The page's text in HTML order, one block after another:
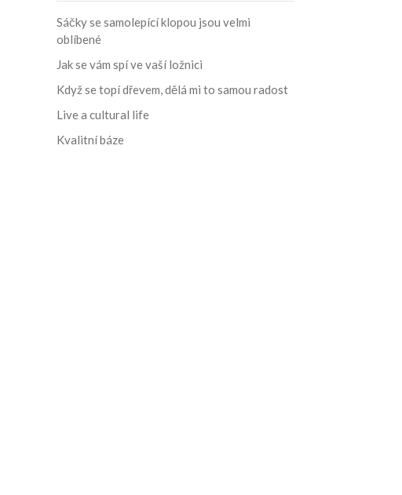
Sáčky se samolepící klopou jsou velmi
oblíbené
Jak se vám spí ve vaší ložnici
Když se topí dřevem, dělá mi to samou radost
Live a cultural life
Kvalitní báze